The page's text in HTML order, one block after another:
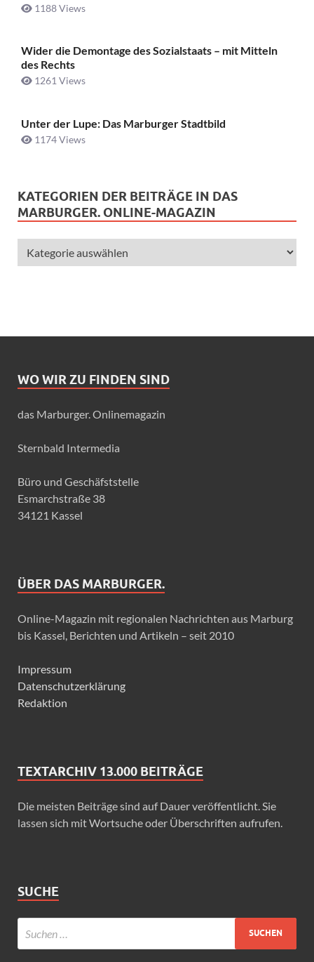
1188 Views
Wider die Demontage des Sozialstaats – mit Mitteln
des Rechts
1261 Views
Unter der Lupe: Das Marburger Stadtbild
1174 Views
KATEGORIEN DER BEITRÄGE IN DAS
MARBURGER. ONLINE-MAGAZIN
WO WIR ZU FINDEN SIND
das Marburger. Onlinemagazin
Sternbald Intermedia
Büro und Geschäfststelle
Esmarchstraße 38
34121 Kassel
ÜBER DAS MARBURGER.
Online-Magazin mit regionalen Nachrichten aus Marburg
bis Kassel, Berichten und Artikeln – seit 2010
Impressum
Datenschutzerklärung
Redaktion
TEXTARCHIV 13.000 BEITRÄGE
Die meisten Beiträge sind auf Dauer veröffentlicht. Sie
lassen sich mit Wortsuche oder Überschriften aufrufen.
SUCHE